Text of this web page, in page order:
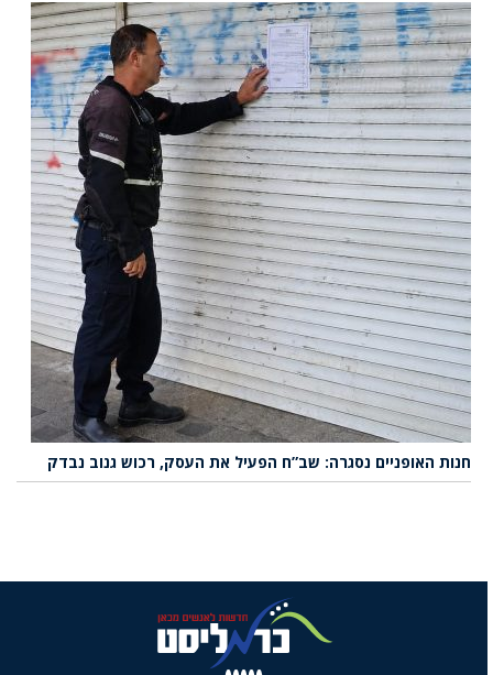
חנות האופניים נסגרה: שב”ח הפעיל את העסק, רכוש גנוב נבדק